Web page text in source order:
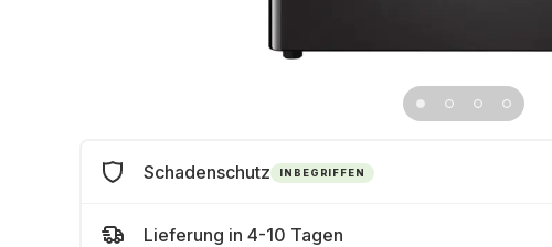
Schadenschutz INBEGRIFFEN
Lieferung in 4-10 Tagen